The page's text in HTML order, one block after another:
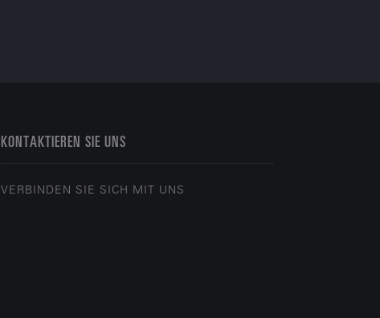
KONTAKTIEREN SIE UNS
VERBINDEN SIE SICH MIT UNS